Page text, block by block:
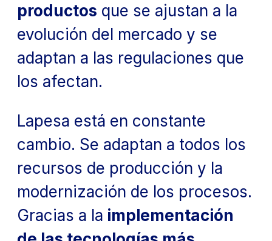
productos que se ajustan a la
evolución del mercado y se
adaptan a las regulaciones que
los afectan.
Lapesa está en constante
cambio. Se adaptan a todos los
recursos de producción y la
modernización de los procesos.
Gracias a la implementación